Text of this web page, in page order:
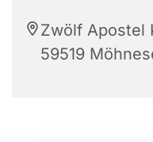
Zwölf Apostel
59519